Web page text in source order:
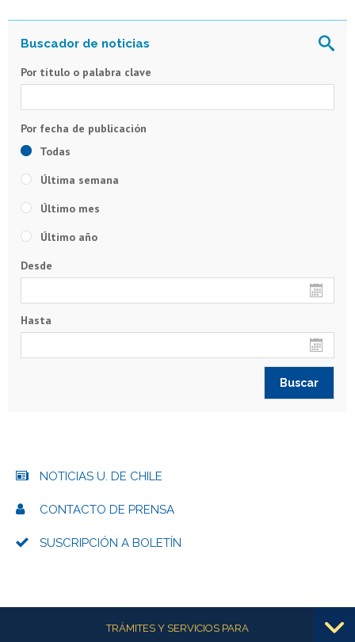
Por título o palabra clave
Todas
Última semana
Último mes
Último año
Desde
Hasta
NOTICIAS U. DE CHILE
CONTACTO DE PRENSA
SUSCRIPCIÓN A BOLETÍN
Más informaciónTRÁMITES Y SERVICIOS PARA